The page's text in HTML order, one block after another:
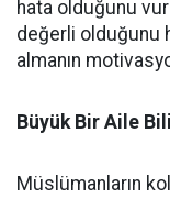
hata olduğunu
değerli olduğunu
almanın
Büyük Bir Aile
Müslümanların